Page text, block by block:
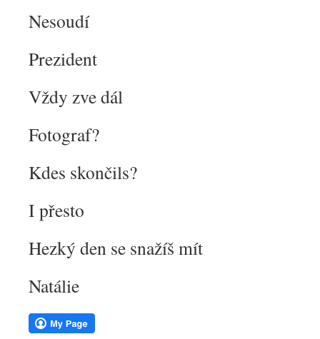
Nesoudí
Prezident
Vždy zve dál
Fotograf?
Kdes skončils?
I přesto
Hezký den se snažíš mít
Natálie